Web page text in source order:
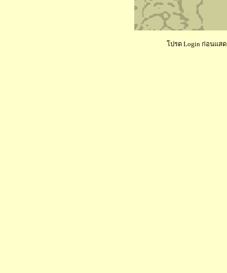
โปรด Login ก่อนแสด